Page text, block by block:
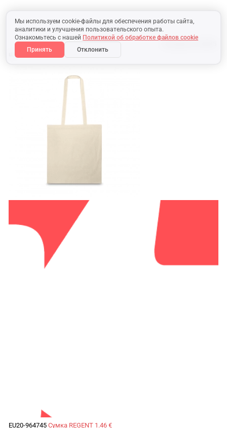
Мы используем cookie-файлы для обеспечения работы сайта,
аналитики и улучшения пользовательского опыта.
Ознакомьтесь с нашей Политикой об обработке файлов cookie
Принять
Отклонить
шт.
EU20-964745 Сумка REGENT 1.46 €